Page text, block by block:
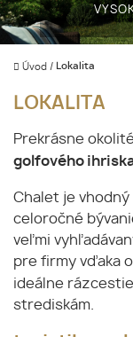
Úvod/ Lokalita
LOKALITA
Prekrásne
golfového
Chalet je
celoročné
veľmi
pre firmy vďaka
ideálne
strediskám.